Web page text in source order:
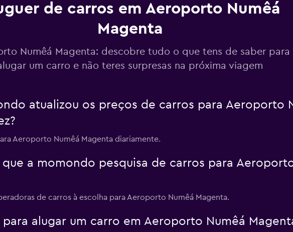
de carros em Aeroporto Numêá
Magenta
Numêá Magenta: descobre tudo o que tens de saber para
um carro e não teres surpresas na próxima viagem
atualizou os preços de carros para Aeroporto
Aeroporto Numêá Magenta diariamente.
a momondo pesquisa de carros para
de carros à escolha para Aeroporto Numêá Magenta.
alugar um carro em Aeroporto Numêá